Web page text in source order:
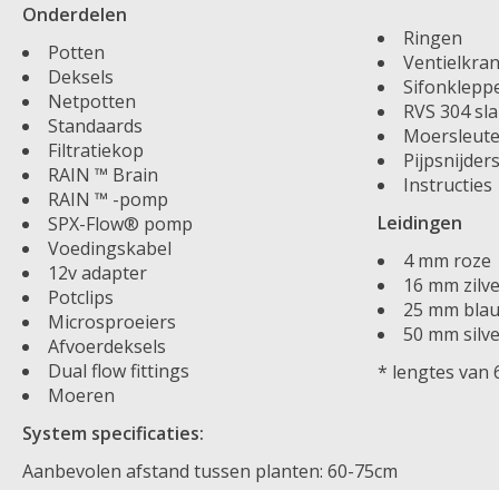
Onderdelen
Potten
Deksels
Netpotten
Standaards
Filtratiekop
RAIN ™ Brain
RAIN ™ -pomp
SPX-Flow® pomp
Voedingskabel
12v adapter
Potclips
Microsproeiers
Afvoerdeksels
Dual flow fittings
Moeren
Ringen
RVS 304
Pijpsnijders
Instructies
Leidingen
4 mm roze
16 mm
25 mm
50 mm
* lengtes van
System specificaties:
Aanbevolen afstand tussen planten: 60-75cm